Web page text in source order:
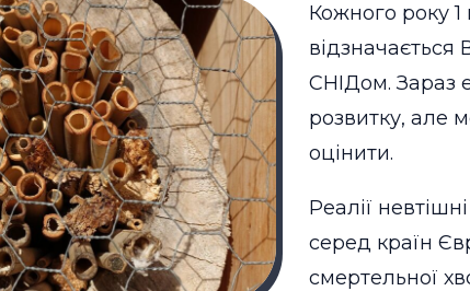
Кожного року
відзначається
СНІДом. Зараз
розвитку, але
оцінити.
Реалії
серед країн
смертельної